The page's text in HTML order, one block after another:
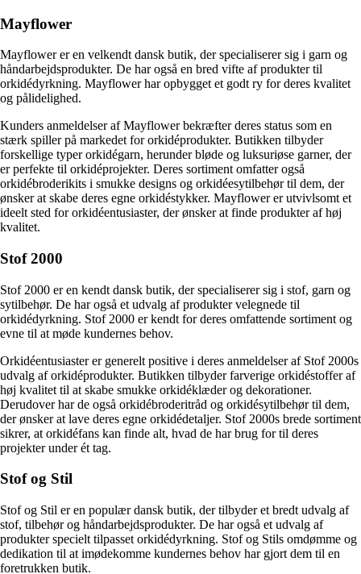
Mayflower
Mayflower er en velkendt dansk butik, der specialiserer sig i garn og
håndarbejdsprodukter. De har også en bred vifte af produkter til
orkidédyrkning. Mayflower har opbygget et godt ry for deres kvalitet
og pålidelighed.
Kunders anmeldelser af Mayflower bekræfter deres status som en
stærk spiller på markedet for orkidéprodukter. Butikken tilbyder
forskellige typer orkidégarn, herunder bløde og luksuriøse garner, der
er perfekte til orkidéprojekter. Deres sortiment omfatter også
orkidébroderikits i smukke designs og orkidéesytilbehør til dem, der
ønsker at skabe deres egne orkidéstykker. Mayflower er utvivlsomt et
ideelt sted for orkidéentusiaster, der ønsker at finde produkter af høj
kvalitet.
Stof 2000
Stof 2000 er en kendt dansk butik, der specialiserer sig i stof, garn og
sytilbehør. De har også et udvalg af produkter velegnede til
orkidédyrkning. Stof 2000 er kendt for deres omfattende sortiment og
evne til at møde kundernes behov.
Orkidéentusiaster er generelt positive i deres anmeldelser af Stof 2000s
udvalg af orkidéprodukter. Butikken tilbyder farverige orkidéstoffer af
høj kvalitet til at skabe smukke orkidéklæder og dekorationer.
Derudover har de også orkidébroderitråd og orkidésytilbehør til dem,
der ønsker at lave deres egne orkidédetaljer. Stof 2000s brede sortiment
sikrer, at orkidéfans kan finde alt, hvad de har brug for til deres
projekter under ét tag.
Stof og Stil
Stof og Stil er en populær dansk butik, der tilbyder et bredt udvalg af
stof, tilbehør og håndarbejdsprodukter. De har også et udvalg af
produkter specielt tilpasset orkidédyrkning. Stof og Stils omdømme og
dedikation til at imødekomme kundernes behov har gjort dem til en
foretrukken butik.